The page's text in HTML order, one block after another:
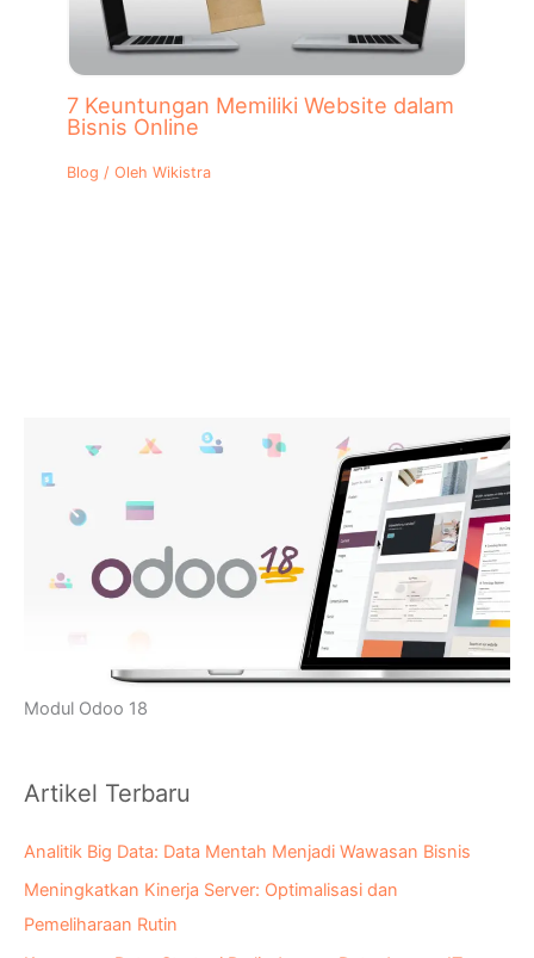
7 Keuntungan Memiliki Website dalam
Bisnis Online
Blog / OlehWikistra
Modul Odoo 18
Artikel Terbaru
Analitik Big Data: Data Mentah Menjadi Wawasan Bisnis
Meningkatkan Kinerja Server: Optimalisasi dan
Pemeliharaan Rutin